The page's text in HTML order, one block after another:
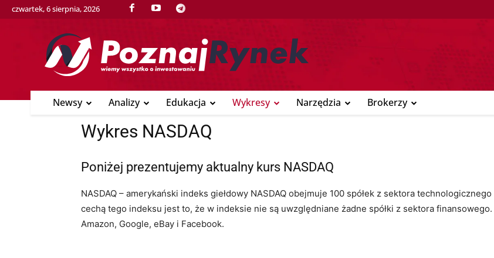
czwartek, 6 sierpnia, 2026
Newsy Analizy Edukacja Wykresy Narzędzia Brokerzy
Wykres NASDAQ
Poniżej prezentujemy aktualny kurs NASDAQ
NASDAQ – amerykański indeks giełdowy NASDAQ obejmuje 100 spółek z sektora
cechą tego indeksu jest to, że w indeksie nie są uwzględniane żadne spółki z sektora
Amazon, Google, eBay i Facebook.